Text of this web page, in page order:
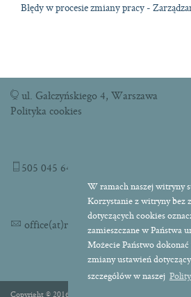
W ramach naszej witryny
Korzystanie z witryny bez
dotyczących cookies
zamieszczane w Państwa
Możecie Państwo
zmiany ustawień
szczegółów w naszej
Błędy w procesie zmiany pracy -
ul. Gałczyńskiego 4, Warszawa
Polityka cookies
505 045 645
office(at)readytojump.pl
Copyright © 2016 Ready To Jump